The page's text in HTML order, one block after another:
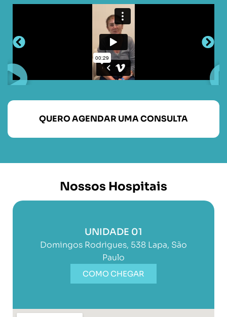
QUERO AGENDAR UMA CONSULTA
Nossos Hospitais
UNIDADE 01
Domingos Rodrigues, 538 Lapa, São
Paulo
COMO CHEGAR